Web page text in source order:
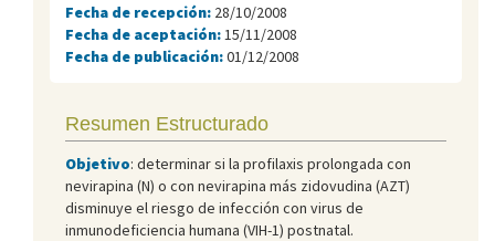
Fecha de recepción: 28/10/2008
Fecha de aceptación: 15/11/2008
Fecha de publicación:01/12/2008
Resumen Estructurado
Objetivo: determinar si la profilaxis prolongada con
nevirapina (N) o con nevirapina más zidovudina (AZT)
disminuye el riesgo de infección con virus de
inmunodeficiencia humana (VIH-1) postnatal.